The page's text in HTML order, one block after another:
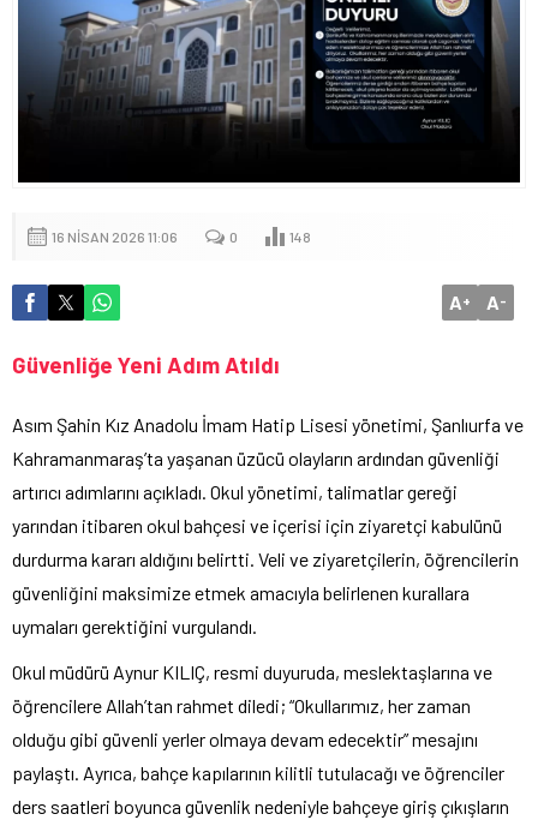
16 NISAN 2026 11:06 0 148
A+ A-
Güvenliğe Yeni Adım Atıldı
Asım Şahin Kız Anadolu İmam Hatip Lisesi yönetimi, Şanlıurfa ve
Kahramanmaraş’ta yaşanan üzücü olayların ardından güvenliği
artırıcı adımlarını açıkladı. Okul yönetimi, talimatlar gereği
yarından itibaren okul bahçesi ve içerisi için ziyaretçi kabulünü
durdurma kararı aldığını belirtti. Veli ve ziyaretçilerin, öğrencilerin
güvenliğini maksimize etmek amacıyla belirlenen kurallara
uymaları gerektiğini vurgulandı.
Okul müdürü Aynur KILIÇ, resmi duyuruda, meslektaşlarına ve
öğrencilere Allah’tan rahmet diledi; “Okullarımız, her zaman
olduğu gibi güvenli yerler olmaya devam edecektir” mesajını
paylaştı. Ayrıca, bahçe kapılarının kilitli tutulacağı ve öğrenciler
ders saatleri boyunca güvenlik nedeniyle bahçeye giriş çıkışların